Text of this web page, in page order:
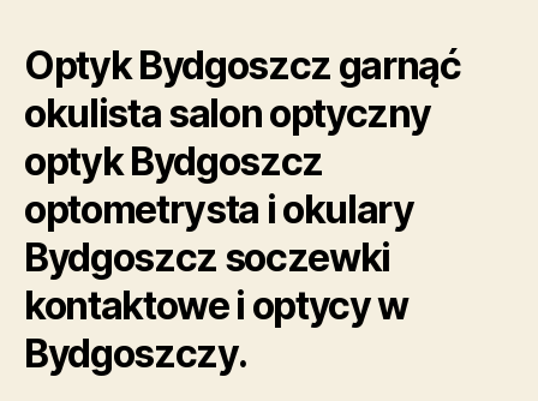
Optyk Bydgoszcz garnąć
okulista salon optyczny
optyk Bydgoszcz
optometrysta i okulary
Bydgoszcz soczewki
kontaktowe i optycy w
Bydgoszczy.